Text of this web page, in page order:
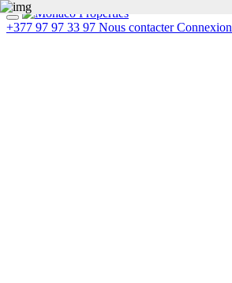
+377 97 97 33 97 Nous contacter Connexion